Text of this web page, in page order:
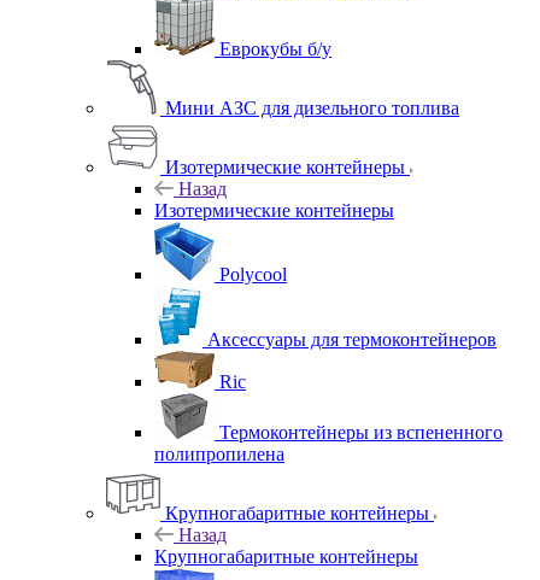
Еврокубы б/у
Мини АЗС для дизельного топлива
Изотермические контейнеры
Назад
Изотермические контейнеры
Polycool
Аксессуары для термоконтейнеров
Ric
Термоконтейнеры из вспененного
полипропилена
Крупногабаритные контейнеры
Назад
Крупногабаритные контейнеры